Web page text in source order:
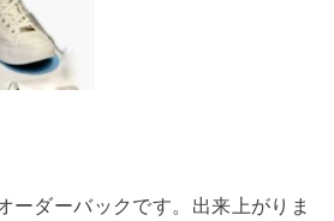
ダーバックです。出来上がりま